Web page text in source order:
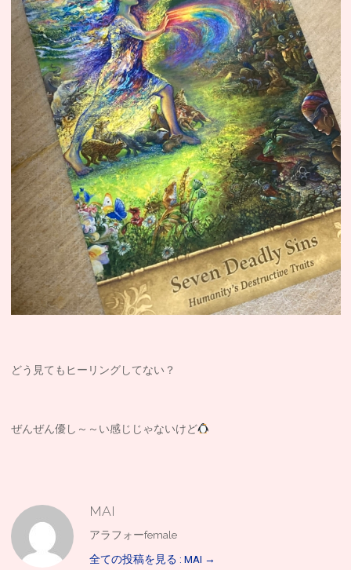
どう見てもヒーリングしてない？
ぜんぜん優し～～い感じじゃないけど
MAI
アラフォーfemale
全ての投稿を見る : MAI →